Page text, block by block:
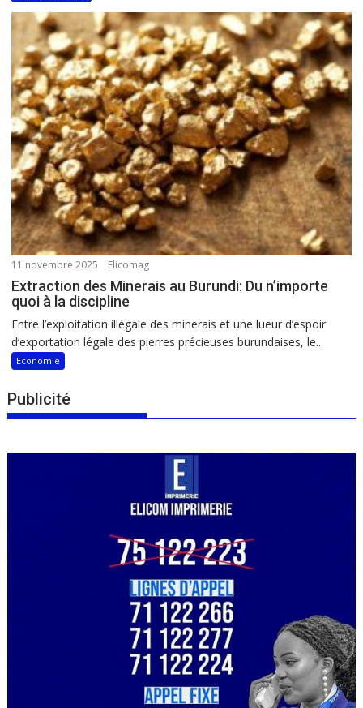
11 novembre 2025 Elicomag
Extraction des Minerais au Burundi: Du n’importe
quoi à la discipline
Entre l’exploitation illégale des minerais et une lueur d’espoir
d’exportation légale des pierres précieuses burundaises, le...
Economie
Publicité